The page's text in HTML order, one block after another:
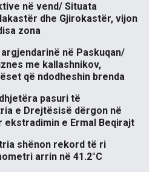
në vend/ Situata
dhe Gjirokastër, vijon
zona
në Paskuqan/
me kallashnikov,
që ndodheshin brenda
pasuri të
e Drejtësisë dërgon në
ekstradimin e Ermal Beqirajt
shënon rekord të ri
arrin në 41.2°C